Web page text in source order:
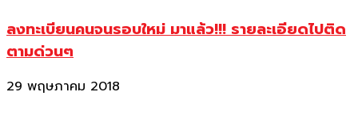
ลงทะเบียนคนจนรอบใหม่ มาแล้ว!!! รายละเอียดไปติด
ตามด่วนๆ
29 พฤษภาคม 2018